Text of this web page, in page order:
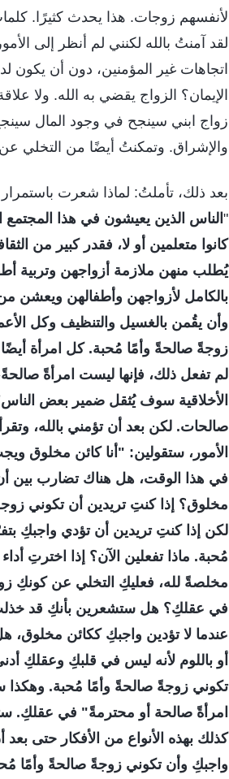
لأنفسهم زوجات. هذا يحدث كثيرًا.
لقد آمنتُ بالله لكنني لم أنظر إلى
اتجاهات غير المؤمنين، دون أن
الإيمان؟ الزواج يقضي به الله. ولا
زواج ابني سينجح في وجود المال
والإشراق. وتمكنتُ أيضًا من التخلي
بعد ذلك، تأملتُ: لماذا شعرت
" الناس الذين يعيشون في هذا
كانوا متعلمين أو لا، فقدر كبير من
يُطلب منهن ملازمة أزواجهن وتربية
بالكامل لأزواجهن وأطفالهن ويعشن
وأن يقُمن بالغسيل والتنظيف وكل
زوجةً صالحةً وأمًا مُحبة. كل امرأة أيضًا
لم تفعل ذلك، فإنها ليست امرأةً صالحةً،
الأخلاقية سوف يُثقل ضمير بعض
صالحات. لكن بعد أن تؤمني بالله،
الأمور، ستقولين: "أنا كائن مخلوق
في هذا الوقت، هل هناك تضارب بين
مخلوق؟ إذا كنتِ تريدين أن تكوني
لكن إذا كنتِ تريدين أن تؤدي واجبكِ
مُحبة. ماذا تفعلين الآن؟ إذا اخترتِ
مخلصةً لله، فعليكِ التخلي عن كونكِ
في عقلكِ؟ هل ستشعرين بأنكِ قد خذلتِ
عندما لا تؤدين واجبكِ ككائن
أو باللوم ﻷنه ليس في قلبكِ وعقلكِ
تكوني زوجةً صالحةً وأمًا مُحبة. وهكذا
امرأةً صالحة أو محترمةً" في عقلكِ.
كذلك بهذه الأنواع من الأفكار حتى
واجبكِ وأن تكوني زوجةً صالحةً وأمًا